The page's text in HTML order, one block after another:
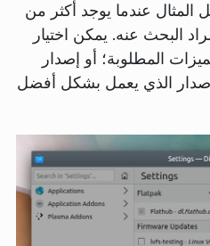
المثال عندما يوجد أكثر من
البحث عنه. يمكن اختيار
المطلوبة؛ أو إصدار
الإصدار الذي يعمل بشكل أفضل